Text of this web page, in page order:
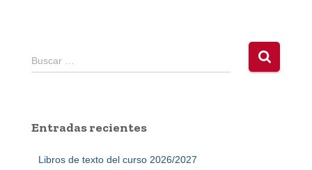
B
u
r
Buscar …
Entradas recientes
Libros de texto del curso 2026/2027